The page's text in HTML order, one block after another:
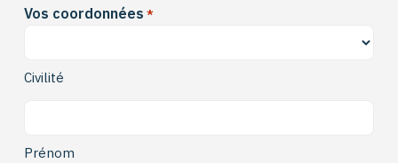
Vos coordonnées *
Civilité
Prénom